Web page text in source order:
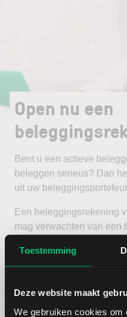
Toestemming
Deze website maakt
We gebruiken cookies
Open nu een
Bent u een actieve
beleggen serieus? Dan
uit uw
Een beleggingsrekening
mag verwachten van een
uitgebreid aanbod van
beurzen.
Open een